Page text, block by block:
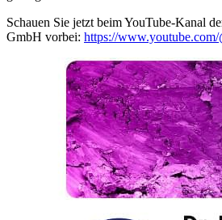
Schauen Sie jetzt beim YouTube-Kanal
GmbH vorbei: https://